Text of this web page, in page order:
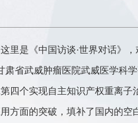
里是《中国访谈·世界对话》
肃省武威肿瘤医院武威医学科
四个实现自主知识产权重离
方面的突破，填补了国内的